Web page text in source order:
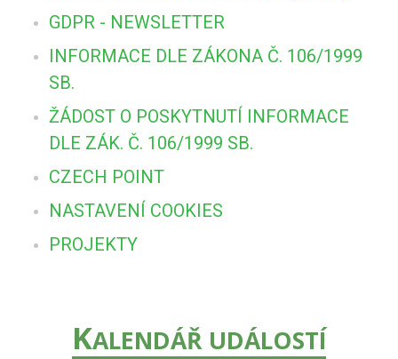
GDPR - NEWSLETTER
INFORMACE DLE ZÁKONA Č. 106/1999
SB.
ŽÁDOST O POSKYTNUTÍ INFORMACE
DLE ZÁK. Č. 106/1999 SB.
CZECH POINT
NASTAVENÍ COOKIES
PROJEKTY
KALENDÁŘ UDÁLOSTÍ